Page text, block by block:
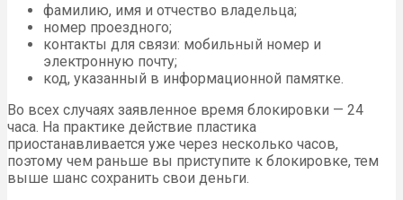
фамилию, имя и отчество владельца;
номер проездного;
контакты для связи: мобильный номер и
электронную почту;
код, указанный в информационной памятке.
Во всех случаях заявленное время блокировки — 24
часа. На практике действие пластика
приостанавливается уже через несколько часов,
поэтому чем раньше вы приступите к блокировке, тем
выше шанс сохранить свои деньги.